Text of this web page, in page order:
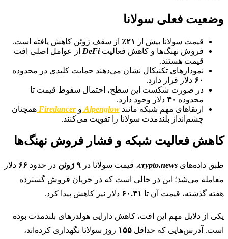
وضعیت فعلی سولانا
قیمت سولانا بیش از ۲۱٪
از سقف ژوئن کاهش یافته است.
فروش نهنگ‌ها و کاهش فعالیتDeFi از عوامل اصلی افت
قیمت هستند.
نمودارهای تکنیکال نشان می‌دهند حمایت کلیدی در محدوده
۶۰ دلار قرار دارد.
در صورت شکست این سطح، احتمال سقوط قیمت تا
محدوده
دلار وجود دارد.
ارتقاهای مهم شبکه مانند Alpenglow وFiredancer همچنان
چشم‌انداز بلندمدت سولانا را تقویت می‌کنند.
کاهش فعالیت شبکه و فشار فروش نهنگ‌ها
طبق داده‌های crypto.news، قیمت سولانا در ۹ ژوئن در حدود ۶۶ دلار
معامله می‌شد؛ این در حالی است که در جریان فروش گسترده
هفته گذشته، قیمت آن تا ۶۰.۴۱ دلار نیز کاهش پیدا کرد.
یکی از دلایل مهم این افت، کاهش دارایی هولدرهای بلندمدت بوده
است. آدرس‌هایی که حداقل ۱۵۵ روز سولانا نگهداری کرده‌اند،